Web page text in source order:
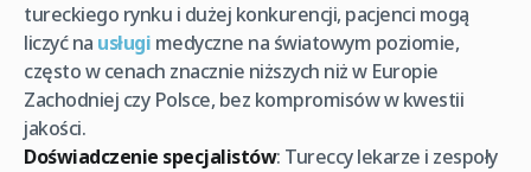
tureckiego rynku i dużej konkurencji, pacjenci mogą
liczyć na usługi medyczne na światowym poziomie,
często w cenach znacznie niższych niż w Europie
Zachodniej czy Polsce, bez kompromisów w kwestii
jakości.
Doświadczenie specjalistów: Tureccy lekarze i zespoły